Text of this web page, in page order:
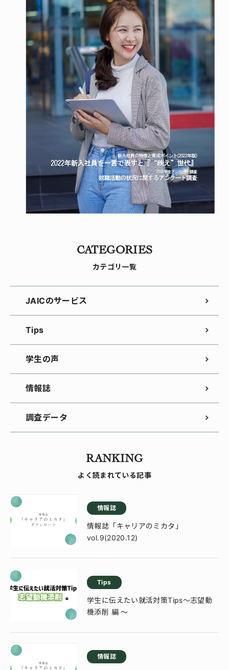
CATEGORIES
カテゴリ一覧
JAICのサービス
Tips
学生の声
情報誌
調査データ
RANKING
よく読まれている記事
情報誌
情報誌「キャリアのミカタ」
vol.9(2020.12)
Tips
学生に伝えたい就活対策Tips～志望動
機添削 編 ～
情報誌